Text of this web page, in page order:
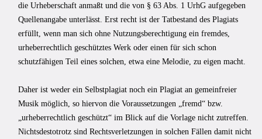
die Urheberschaft anmaßt und die von § 63 Abs. 1 UrhG aufgegeben
Quellenangabe unterlässt. Erst recht ist der Tatbe­stand des Plagiats
erfüllt, wenn man sich ohne Nutzungsberechtigung ein fremdes,
urheberrechtlich geschütztes Werk oder einen für sich schon
schutzfähigen Teil eines solchen, etwa eine Melodie, zu eigen macht.
Daher ist weder ein Selbstplagiat noch ein Plagiat an gemeinfreier
Musik möglich, so hiervon die Voraussetzungen „fremd“ bzw.
„urheberrechtlich geschützt“ im Blick auf die Vorlage nicht zutreffen.
Nichtsdes­totrotz sind Rechtsverletzungen in solchen Fällen damit nicht